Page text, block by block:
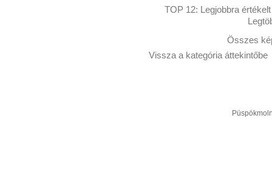
TOP 12: Legjobbra értékelt
Összes
Vissza a kategória áttekintőbe